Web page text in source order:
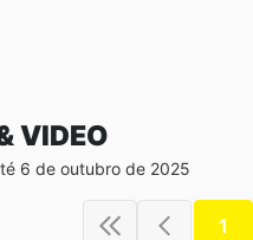
VIDEO
6 de outubro de 2025
1